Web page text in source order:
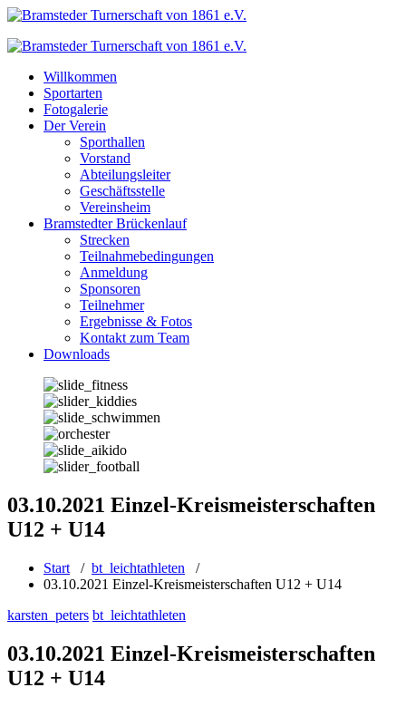
Zum
springen
Willkommen
Sportarten
Fotogalerie
Der Verein
Sporthallen
Vorstand
Abteilungsleiter
Geschäftsstelle
Vereinsheim
Bramstedter Brückenlauf
Strecken
Teilnahmebedingungen
Anmeldung
Sponsoren
Teilnehmer
Ergebnisse & Fotos
Kontakt zum Team
Downloads
03.10.2021 Einzel-Kreismeisterschaften
U12 + U14
Start / bt_leichtathleten /
03.10.2021 Einzel-Kreismeisterschaften U12 + U14
karsten_peters bt_leichtathleten
03.10.2021 Einzel-Kreismeisterschaften
U12 + U14